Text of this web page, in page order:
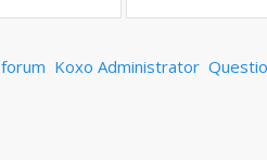
forum Koxo Administrator